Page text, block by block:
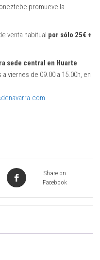
promueve la
venta habitual por sólo 25€ +
sede central en Huarte
a viernes de 09.00 a 15.00h, en
Share on
Facebook